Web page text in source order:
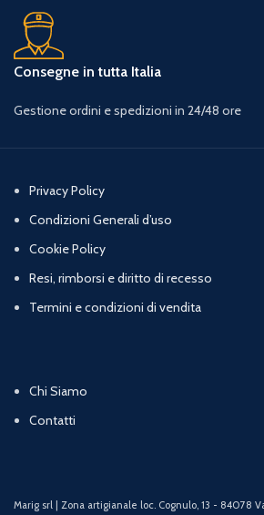
Consegne in tutta Italia
Gestione ordini e spedizioni in 24/48 ore
Privacy Policy
Condizioni Generali d’uso
Cookie Policy
Resi, rimborsi e diritto di recesso
Termini e condizioni di vendita
Chi Siamo
Contatti
Marig srl | Zona artigianale loc. Cognulo, 13 - 84078